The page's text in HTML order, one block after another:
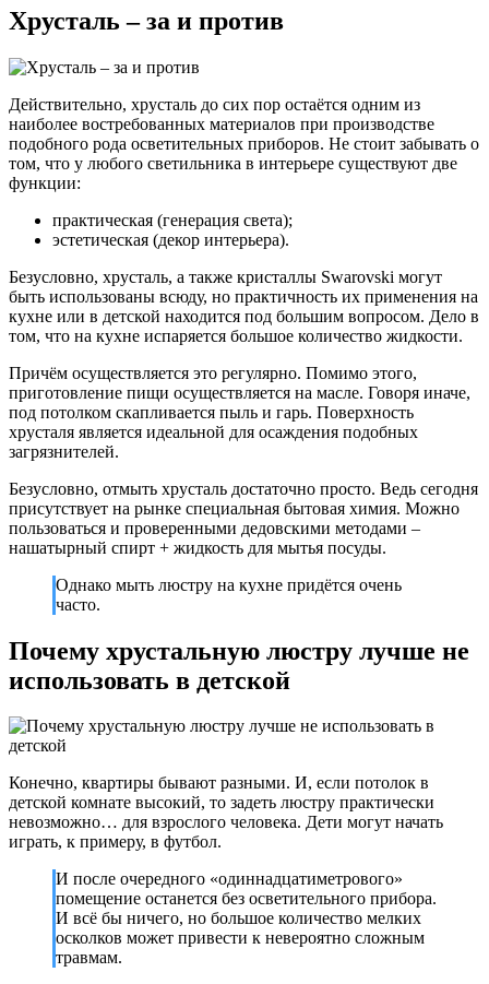
Хрусталь – за и против
Действительно, хрусталь до сих пор остаётся одним из
наиболее востребованных материалов при производстве
подобного рода осветительных приборов. Не стоит забывать о
том, что у любого светильника в интерьере существуют две
функции:
практическая (генерация света);
эстетическая (декор интерьера).
Безусловно, хрусталь, а также кристаллы Swarovski могут
быть использованы всюду, но практичность их применения на
кухне или в детской находится под большим вопросом. Дело в
том, что на кухне испаряется большое количество жидкости.
Причём осуществляется это регулярно. Помимо этого,
приготовление пищи осуществляется на масле. Говоря иначе,
под потолком скапливается пыль и гарь. Поверхность
хрусталя является идеальной для осаждения подобных
загрязнителей.
Безусловно, отмыть хрусталь достаточно просто. Ведь сегодня
присутствует на рынке специальная бытовая химия. Можно
пользоваться и проверенными дедовскими методами –
нашатырный спирт + жидкость для мытья посуды.
Однако мыть люстру на кухне придётся очень
часто.
Почему хрустальную люстру лучше не
использовать в детской
Конечно, квартиры бывают разными. И, если потолок в
детской комнате высокий, то задеть люстру практически
невозможно… для взрослого человека. Дети могут начать
играть, к примеру, в футбол.
И после очередного «одиннадцатиметрового»
помещение останется без осветительного прибора.
И всё бы ничего, но большое количество мелких
осколков может привести к невероятно сложным
травмам.